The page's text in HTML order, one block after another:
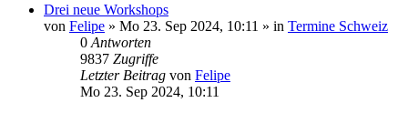
Drei neue Workshops
von Felipe » Mo 23. Sep 2024, 10:11 » in Termine Schweiz
0 Antworten
9837 Zugriffe
Letzter Beitrag von Felipe
Mo 23. Sep 2024, 10:11